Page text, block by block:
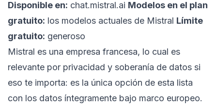
Disponible en: chat.mistral.ai Modelos en el plan
gratuito: los modelos actuales de Mistral Límite
gratuito: generoso
Mistral es una empresa francesa, lo cual es
relevante por privacidad y soberanía de datos si
eso te importa: es la única opción de esta lista
con los datos íntegramente bajo marco europeo.